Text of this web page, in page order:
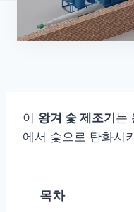
이 왕겨 숯 제조기는
에서 숯으로 탄화시
목차